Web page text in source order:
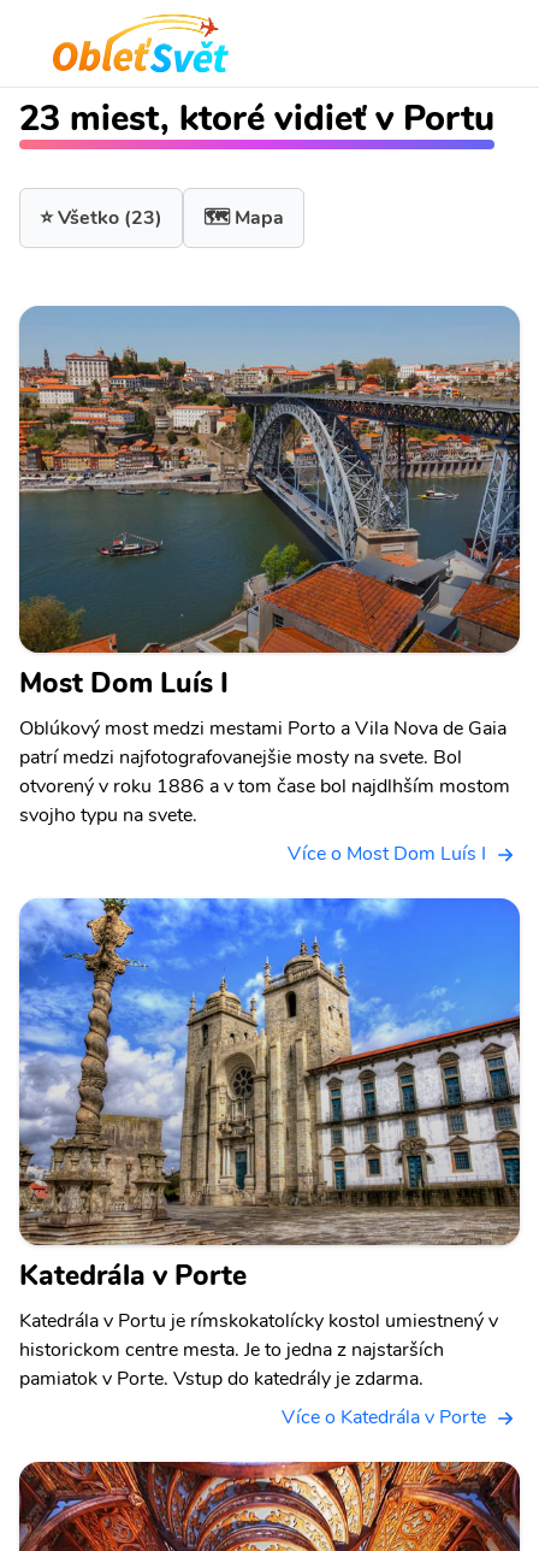
23 miest, ktoré vidieť v Portu
⭐ Všetko (23) 🗺️ Mapa
Most Dom Luís I
Oblúkový most medzi mestami Porto a Vila Nova de Gaia
patrí medzi najfotografovanejšie mosty na svete. Bol
otvorený v roku 1886 a v tom čase bol najdlhším mostom
svojho typu na svete.
Více o Most Dom Luís I
Katedrála v Porte
Katedrála v Portu je rímskokatolícky kostol umiestnený v
historickom centre mesta. Je to jedna z najstarších
pamiatok v Porte. Vstup do katedrály je zdarma.
Více o Katedrála v Porte